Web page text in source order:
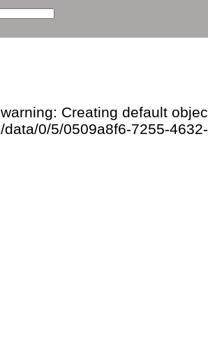
warning: Creating default
/data/0/5/0509a8f6-7255-